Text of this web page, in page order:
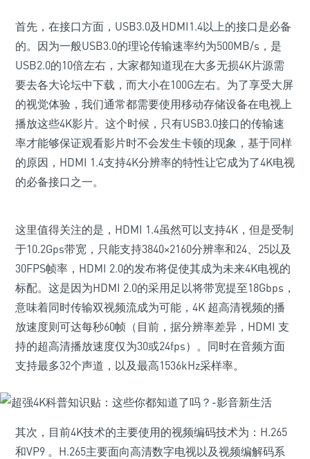
首先，在接口方面，USB3.0及HDMI1.4以上的接口是必备
的。因为一般USB3.0的理论传输速率约为500MB/s，是
USB2.0的10倍左右，大家都知道现在大多无损4K片源需
要去各大论坛中下载，而大小在100G左右。为了享受大屏
的视觉体验，我们通常都需要使用移动存储设备在电视上
播放这些4K影片。这个时候，只有USB3.0接口的传输速
率才能够保证观看影片时不会发生卡顿的现象，基于同样
的原因，HDMI 1.4支持4K分辨率的特性让它成为了4K电视
的必备接口之一。
这里值得关注的是，HDMI 1.4虽然可以支持4K，但是受制
于10.2Gps带宽，只能支持3840×2160分辨率和24、25以及
30FPS帧率，HDMI 2.0的发布将促使其成为未来4K电视的
标配。这是因为HDMI 2.0的采用足以将带宽提至18Gbps，
意味着同时传输双视频流成为可能，4K 超高清视频的播
放速度则可达每秒60帧（目前，据分辨率差异，HDMI 支
持的超高清播放速度仅为30或24fps）。同时在音频方面
支持最多32个声道，以及最高1536kHz采样率。
其次，目前4K技术的主要使用的视频编码技术为：H.265
和VP9 。H.265主要面向高清数字电视以及视频编解码系